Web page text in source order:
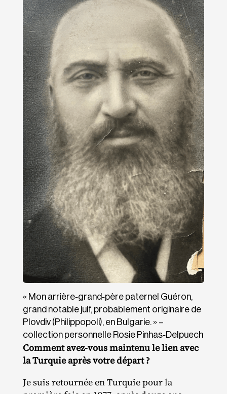
« Mon arrière‐​grand‐​père paternel Guéron,
grand notable juif, probablement originaire de
Plovdiv (Philippopoli), en Bulgarie. » –
collection personnelle Rosie Pinhas‐Delpuech
Comment avez-vous maintenu le lien avec
la Turquie après votre départ ?
Je suis retournée en Turquie pour la